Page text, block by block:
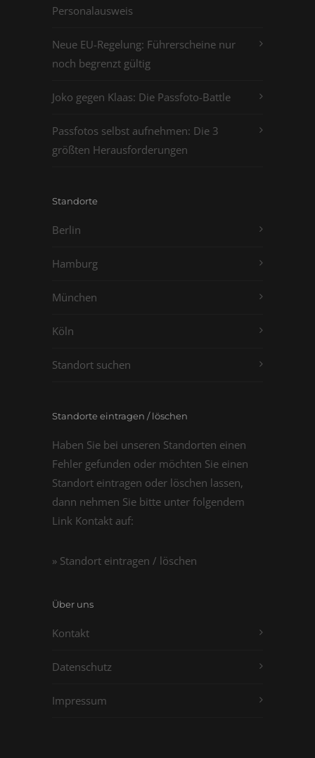
Personalausweis
Neue EU-Regelung: Führerscheine nur
noch begrenzt gültig
Joko gegen Klaas: Die Passfoto-Battle
Passfotos selbst aufnehmen: Die 3
größten Herausforderungen
Standorte
Berlin
Hamburg
München
Köln
Standort suchen
Standorte eintragen / löschen
Haben Sie bei unseren Standorten einen
Fehler gefunden oder möchten Sie einen
Standort eintragen oder löschen lassen,
dann nehmen Sie bitte unter folgendem
Link Kontakt auf:
» Standort eintragen / löschen
Über uns
Kontakt
Datenschutz
Impressum